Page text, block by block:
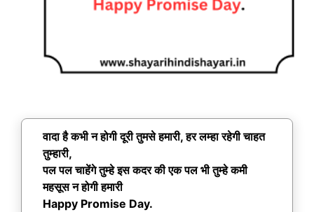
वादा है कभी न होगी दूरी तुमसे हमारी, हर लम्हा रहेगी चाहत
तुम्हारी,
पल पल चाहेंगे तुम्हे इस कदर की एक पल भी तुम्हे कमी
महसूस न होगी हमारी
Happy Promise Day.